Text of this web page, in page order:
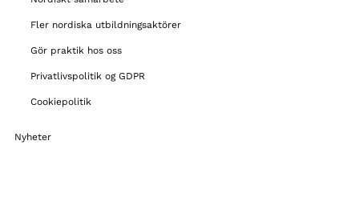
Fler nordiska utbildningsaktörer
Gör praktik hos oss
Privatlivspolitik og GDPR
Cookiepolitik
Nyheter